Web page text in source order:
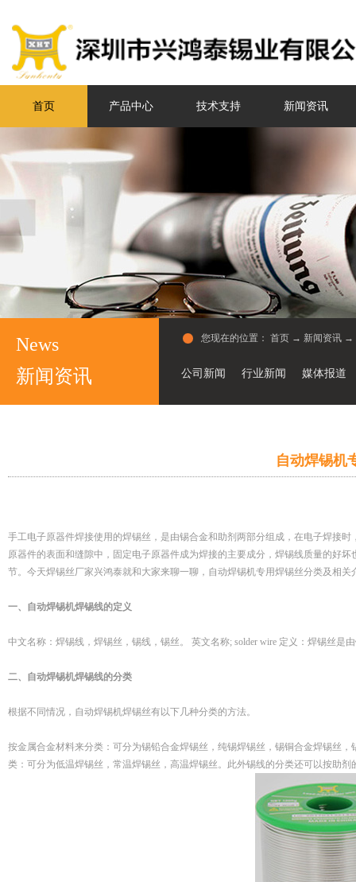
首页 产品中心 技术支持 新闻资讯
新闻资讯
News
公司新闻 行业新闻 媒体报道
您现在的位置： 首页 → 新闻资讯 →
自动焊锡机
手工电子原器件焊接使用的焊锡丝，是由锡合金和助剂两部分组成，在电子焊接时
原器件的表面和缝隙中，固定电子原器件成为焊接的主要成分，焊锡线质量的好
节。今天焊锡丝厂家兴鸿泰就和大家来聊一聊，自动焊锡机专用焊锡丝分类及相关
一、自动焊锡机焊锡线的定义
中文名称：焊锡线，焊锡丝，锡线，锡丝。 英文名称; solder wire 定义：焊锡丝
二、自动焊锡机焊锡线的分类
根据不同情况，自动焊锡机焊锡丝有以下几种分类的方法。
按金属合金材料来分类：可分为锡铅合金焊锡丝，纯锡焊锡丝，锡铜合金焊锡丝
类：可分为低温焊锡丝，常温焊锡丝，高温焊锡丝。此外锡线的分类还可以按助